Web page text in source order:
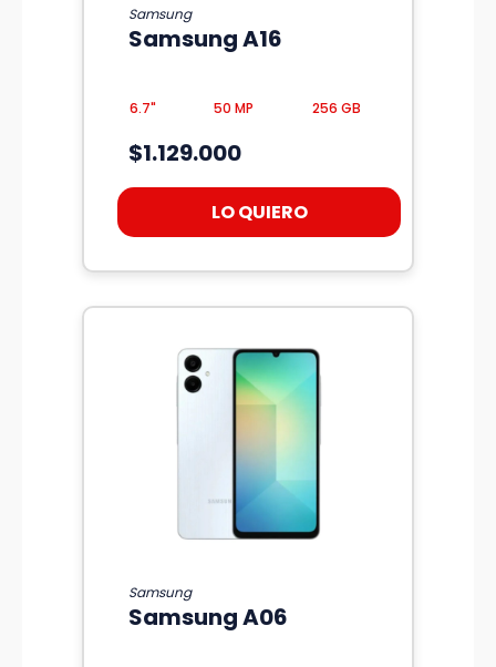
Samsung
Samsung A16
6.7" 50 MP 256 GB
$1.129.000
LO QUIERO
Samsung
Samsung A06